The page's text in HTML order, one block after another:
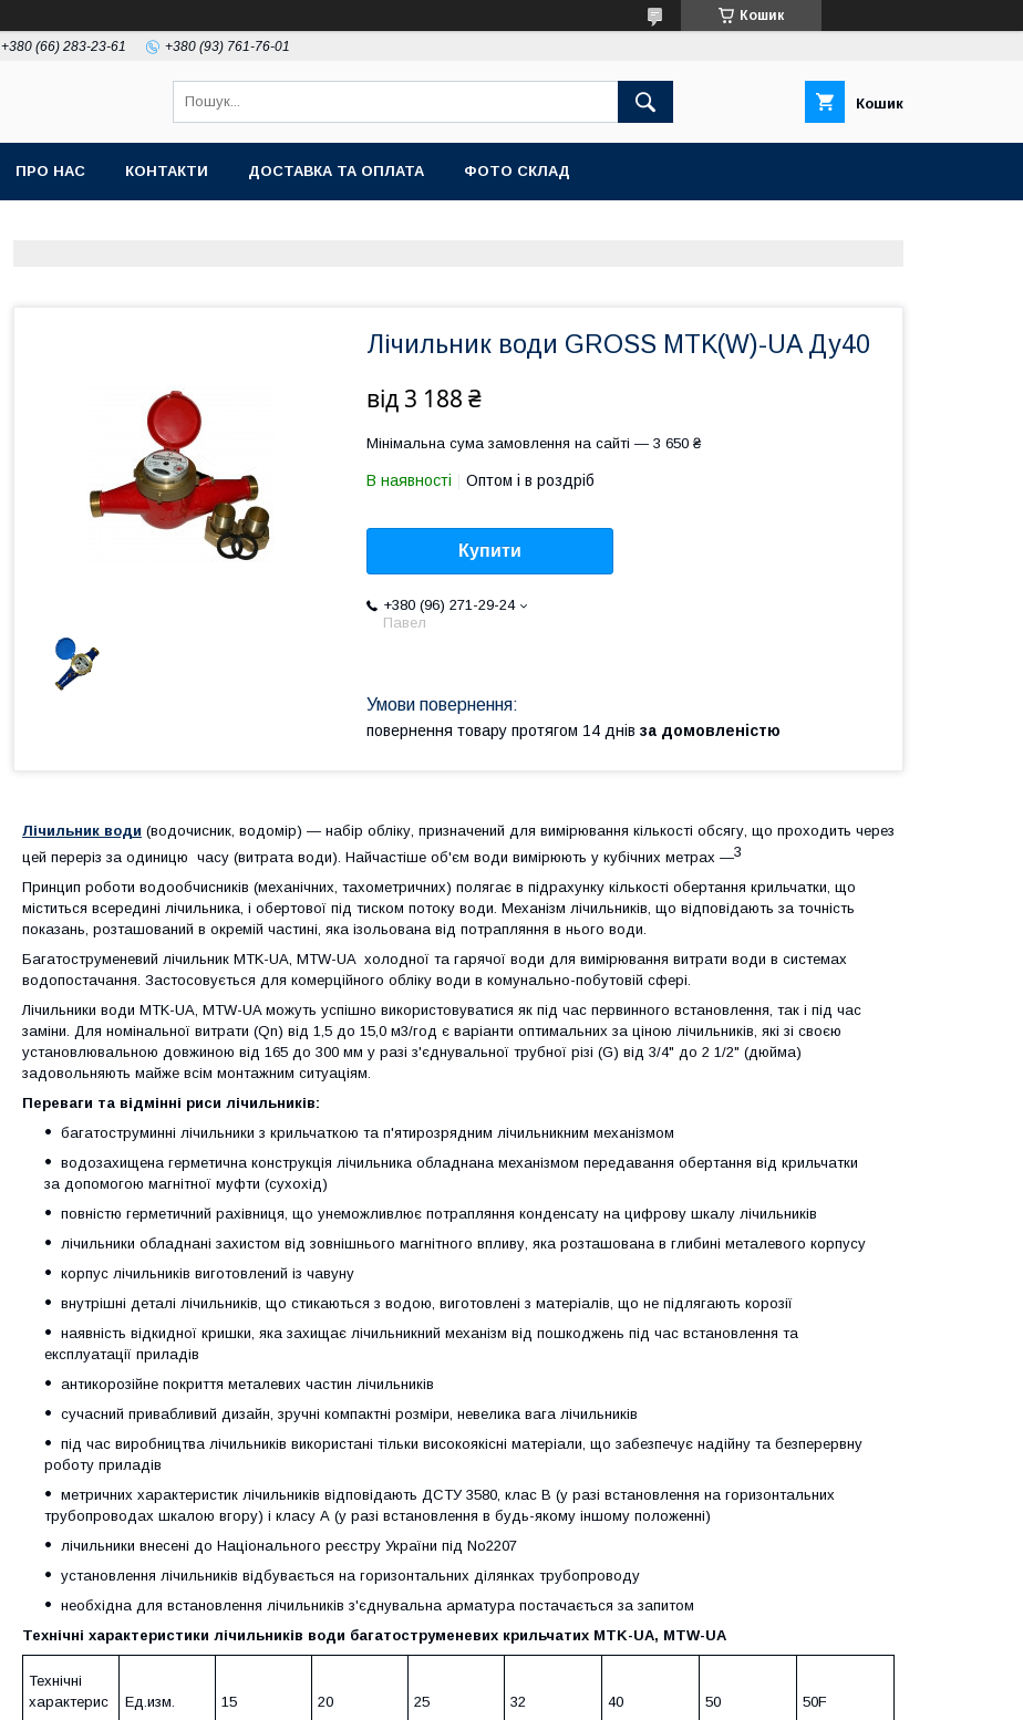
Кошик
+380 (66) 283-23-61 +380 (93) 761-76-01
Кошик
ПРО НАС КОНТАКТИ ДОСТАВКА ТА ОПЛАТА ФОТО СКЛАД
Лічильник води GROSS MTK(W)-UA Ду40
від 3 188 ₴
Мінімальна сума замовлення на сайті — 3 650 ₴
В наявності Оптом і в роздріб
Купити
+380 (96) 271-29-24
Павел
повернення товару протягом 14 днів за домовленістю
Лічильник води (водочисник, водомір) — набір обліку, призначений для вимірювання кількості обсягу, що проходить через
цей переріз за одиницю часу (витрата води). Найчастіше об'єм води вимірюють у кубічних метрах —3
Принцип роботи водообчисників (механічних, тахометричних) полягає в підрахунку кількості обертання крильчатки, що
міститься всередині лічильника, і обертової під тиском потоку води. Механізм лічильників, що відповідають за точність
показань, розташований в окремій частині, яка ізольована від потрапляння в нього води.
Багатоструменевий лічильник MTK-UA, MTW-UA холодної та гарячої води для вимірювання витрати води в системах
водопостачання. Застосовується для комерційного обліку води в комунально-побутовій сфері.
Лічильники води MTK-UA, MTW-UA можуть успішно використовуватися як під час первинного встановлення, так і під час
заміни. Для номінальної витрати (Qn) від 1,5 до 15,0 м3/год є варіанти оптимальних за ціною лічильників, які зі своєю
установлювальною довжиною від 165 до 300 мм у разі з'єднувальної трубної різі (G) від 3/4" до 2 1/2" (дюйма)
задовольняють майже всім монтажним ситуаціям.
Переваги та відмінні риси лічильників:
багатоструминні лічильники з крильчаткою та п'ятирозрядним лічильникним механізмом
водозахищена герметична конструкція лічильника обладнана механізмом передавання обертання від крильчатки
за допомогою магнітної муфти (сухохід)
повністю герметичний рахівниця, що унеможливлює потрапляння конденсату на цифрову шкалу лічильників
лічильники обладнані захистом від зовнішнього магнітного впливу, яка розташована в глибині металевого корпусу
корпус лічильників виготовлений із чавуну
внутрішні деталі лічильників, що стикаються з водою, виготовлені з матеріалів, що не підлягають корозії
наявність відкидної кришки, яка захищає лічильникний механізм від пошкоджень під час встановлення та
експлуатації приладів
антикорозійне покриття металевих частин лічильників
сучасний привабливий дизайн, зручні компактні розміри, невелика вага лічильників
під час виробництва лічильників використані тільки високоякісні матеріали, що забезпечує надійну та безперервну
роботу приладів
метричних характеристик лічильників відповідають ДСТУ 3580, клас В (у разі встановлення на горизонтальних
трубопроводах шкалою вгору) і класу А (у разі встановлення в будь-якому іншому положенні)
лічильники внесені до Національного реєстру України під No2207
установлення лічильників відбувається на горизонтальних ділянках трубопроводу
необхідна для встановлення лічильників з'єднувальна арматура постачається за запитом
Технічні характеристики лічильників води багатоструменевих крильчатих MTK-UA, MTW-UA
Технічні
характерис
Ед.изм. 15 20 25 32 40 50 50F